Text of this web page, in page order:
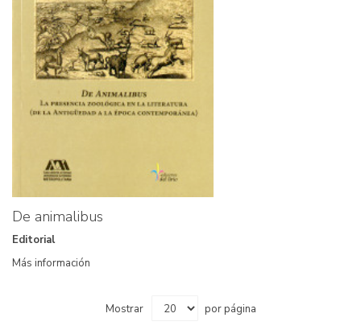
De animalibus
Editorial
Más información
Mostrar por página